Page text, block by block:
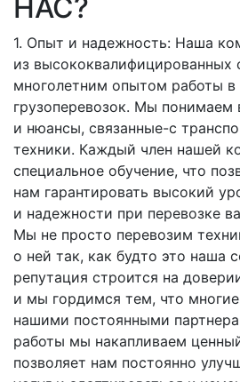
НАС?
1. Опыт и надежность: Наша
из высококвалифицированных
многолетним опытом работы в
грузоперевозок. Мы понимаем
и нюансы, связанные-с
техники. Каждый член нашей
специальное обучение, что
нам гарантировать высокий
и надежности при перевозке
Мы не просто перевозим
о ней так, как будто это наша
репутация строится на
и мы гордимся тем, что многие
нашими постоянными
работы мы накапливаем
позволяет нам постоянно